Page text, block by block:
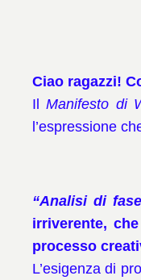
Ciao ragazzi!
IlManifesto di
l’espressione
“Analisi di
irriverente,
processo
L’esigenza di